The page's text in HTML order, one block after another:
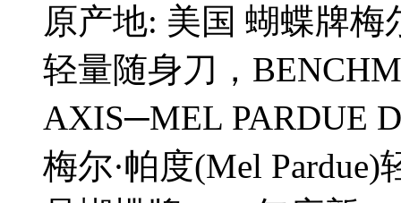
原产地: 美国 蝴蝶牌梅
轻量随身刀，
AXIS─MEL PARDUE
梅尔·帕度(Mel